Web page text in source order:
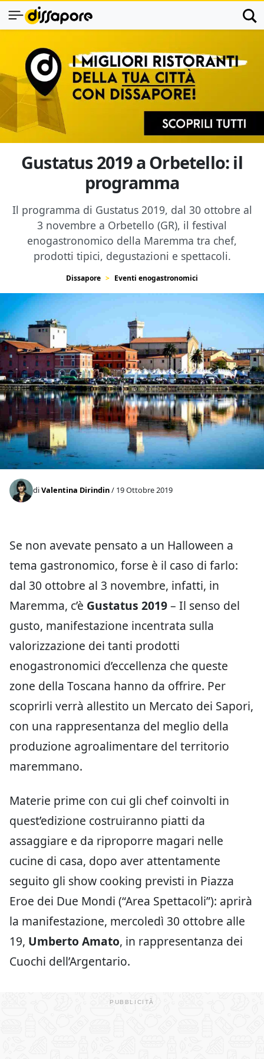
Gustatus 2019 a Orbetello: il
programma
Il programma di Gustatus 2019, dal 30 ottobre al
3 novembre a Orbetello (GR), il festival
enogastronomico della Maremma tra chef,
prodotti tipici, degustazioni e spettacoli.
Dissapore Eventi enogastronomici
diValentina Dirindin/ 19 Ottobre 2019
Se non avevate pensato a un Halloween a
tema gastronomico, forse è il caso di farlo:
dal 30 ottobre al 3 novembre, infatti, in
Maremma, c’è Gustatus 2019– Il senso del
gusto, manifestazione incentrata sulla
valorizzazione dei tanti prodotti
enogastronomici d’eccellenza che queste
zone della Toscana hanno da offrire. Per
scoprirli verrà allestito un Mercato dei Sapori,
con una rappresentanza del meglio della
produzione agroalimentare del territorio
maremmano.
Materie prime con cui gli chef coinvolti in
quest’edizione costruiranno piatti da
assaggiare e da riproporre magari nelle
cucine di casa, dopo aver attentamente
seguito gli show cooking previsti in Piazza
Eroe dei Due Mondi (“Area Spettacoli”): aprirà
la manifestazione, mercoledì 30 ottobre alle
19, Umberto Amato, in rappresentanza dei
Cuochi dell’Argentario.